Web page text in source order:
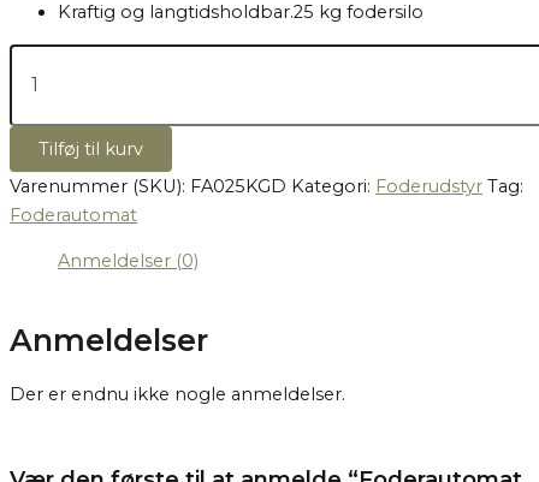
Kraftig og langtidsholdbar.25 kg fodersilo
Tilføj til kurv
Varenummer (SKU): FA025KGD Kategori: Foderudstyr Tag:
Foderautomat
Anmeldelser (0)
Anmeldelser
Der er endnu ikke nogle anmeldelser.